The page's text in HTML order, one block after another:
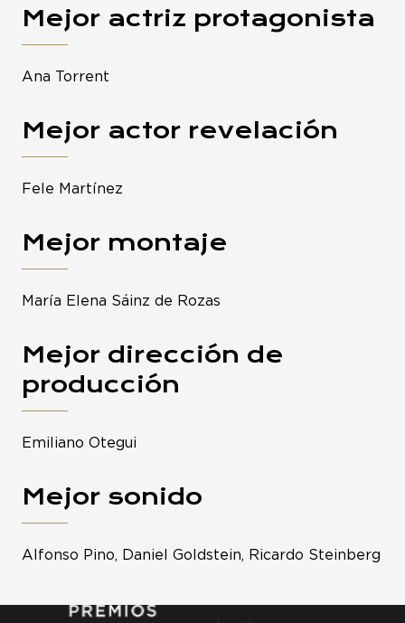
Mejor actriz protagonista
Ana Torrent
Mejor actor revelación
Fele Martínez
Mejor montaje
María Elena Sáinz de Rozas
Mejor dirección de
producción
Emiliano Otegui
Mejor sonido
Alfonso Pino, Daniel Goldstein, Ricardo Steinberg